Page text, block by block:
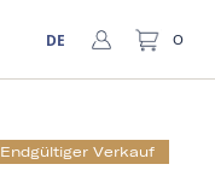
DE 0
Endgültiger Verkauf